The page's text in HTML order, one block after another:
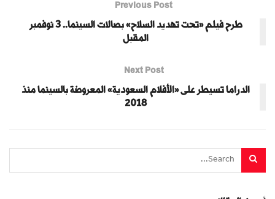
Previous Post
طرح فيلم «تحت تهديد السلاح» بصالات السينما.. 3 نوفمبر
المقبل
Next Post
الدراما تسيطر على «الأفلام السعودية» المعروضة بالسينما منذ
2018